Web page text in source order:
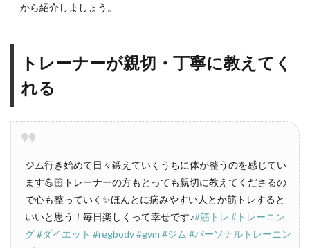
から紹介しましょう。
トレーナーが親切・丁寧に教えてく
れる
ジム行き始めて日々鍛えていくうちに体が整うのを感じてい
ます💪🏻トレーナーの方もとっても親切に教えてくださるの
で心も整っていく✨ほんとに病みやすい人とか筋トレすると
いいと思う！毎日楽しくって幸せです♪#筋トレ #トレーニン
グ#ダイエット #regbody#gym #ジム #パーソナルトレーニン